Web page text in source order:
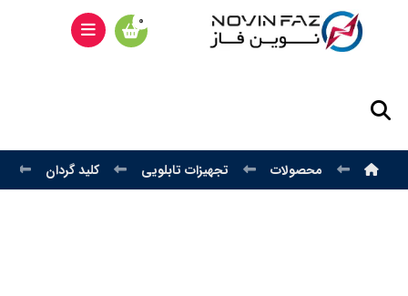
محصولات تجهیزات تابلویی کلید گردان